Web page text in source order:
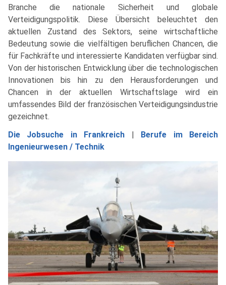
Branche die nationale Sicherheit und globale
Verteidigungspolitik. Diese Übersicht beleuchtet den
aktuellen Zustand des Sektors, seine wirtschaftliche
Bedeutung sowie die vielfältigen beruflichen Chancen, die
für Fachkräfte und interessierte Kandidaten verfügbar sind.
Von der historischen Entwicklung über die technologischen
Innovationen bis hin zu den Herausforderungen und
Chancen in der aktuellen Wirtschaftslage wird ein
umfassendes Bild der französischen Verteidigungsindustrie
gezeichnet.
Die Jobsuche in Frankreich | Berufe im Bereich
Ingenieurwesen / Technik